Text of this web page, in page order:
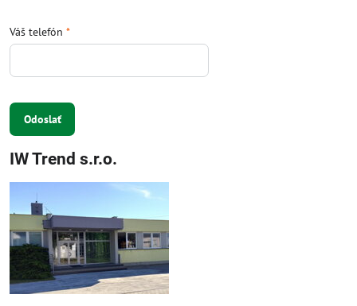
Váš telefón *
Odoslať
IW Trend s.r.o.